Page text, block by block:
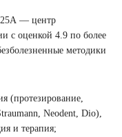
25А — центр
с оценкой 4.9 по более
методики
(протезирование,
Neodent, Dio),
и терапия;